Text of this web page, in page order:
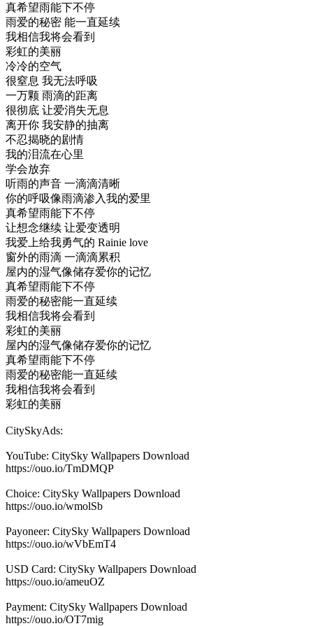
真希望雨能下不停
雨爱的秘密 能一直延续
我相信我将会看到
彩虹的美丽
冷冷的空气
很窒息 我无法呼吸
一万颗 雨滴的距离
很彻底 让爱消失无息
离开你 我安静的抽离
不忍揭晓的剧情
我的泪流在心里
学会放弃
听雨的声音 一滴滴清晰
你的呼吸像雨滴渗入我的爱里
真希望雨能下不停
让想念继续 让爱变透明
我爱上给我勇气的 Rainie love
窗外的雨滴 一滴滴累积
屋内的湿气像储存爱你的记忆
真希望雨能下不停
雨爱的秘密能一直延续
我相信我将会看到
彩虹的美丽
屋内的湿气像储存爱你的记忆
真希望雨能下不停
雨爱的秘密能一直延续
我相信我将会看到
彩虹的美丽
CitySkyAds:
YouTube: CitySky Wallpapers Download
https://ouo.io/TmDMQP
Choice: CitySky Wallpapers Download
https://ouo.io/wmolSb
Payoneer: CitySky Wallpapers Download
https://ouo.io/wVbEmT4
USD Card: CitySky Wallpapers Download
https://ouo.io/ameuOZ
Payment: CitySky Wallpapers Download
https://ouo.io/OT7mig